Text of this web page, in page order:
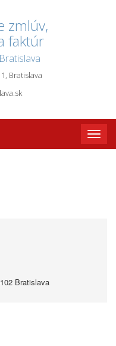
zmlúv,
faktúr
Bratislava
Toggle
Bratislava